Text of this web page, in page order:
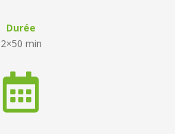
Durée
2×50 min
